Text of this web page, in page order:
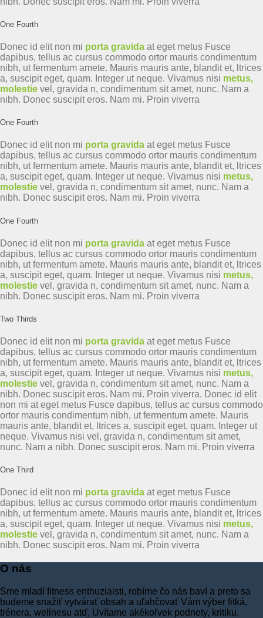
One Fourth
Donec id elit non mi porta gravida at eget metus Fusce
dapibus, tellus ac cursus commodo ortor mauris condimentum
nibh, ut fermentum amete. Mauris mauris ante, blandit et, ltrices
a, suscipit eget, quam. Integer ut neque. Vivamus nisi metus,
molestie vel, gravida n, condimentum sit amet, nunc. Nam a
nibh. Donec suscipit eros. Nam mi. Proin viverra
One Fourth
Donec id elit non mi porta gravida at eget metus Fusce
dapibus, tellus ac cursus commodo ortor mauris condimentum
nibh, ut fermentum amete. Mauris mauris ante, blandit et, ltrices
a, suscipit eget, quam. Integer ut neque. Vivamus nisi metus,
molestie vel, gravida n, condimentum sit amet, nunc. Nam a
nibh. Donec suscipit eros. Nam mi. Proin viverra
One Fourth
Donec id elit non mi porta gravida at eget metus Fusce
dapibus, tellus ac cursus commodo ortor mauris condimentum
nibh, ut fermentum amete. Mauris mauris ante, blandit et, ltrices
a, suscipit eget, quam. Integer ut neque. Vivamus nisi metus,
molestie vel, gravida n, condimentum sit amet, nunc. Nam a
nibh. Donec suscipit eros. Nam mi. Proin viverra
Two Thirds
Donec id elit non mi porta gravida at eget metus Fusce
dapibus, tellus ac cursus commodo ortor mauris condimentum
nibh, ut fermentum amete. Mauris mauris ante, blandit et, ltrices
a, suscipit eget, quam. Integer ut neque. Vivamus nisi metus,
molestie vel, gravida n, condimentum sit amet, nunc. Nam a
nibh. Donec suscipit eros. Nam mi. Proin viverra. Donec id elit
non mi at eget metus Fusce dapibus, tellus ac cursus commodo
ortor mauris condimentum nibh, ut fermentum amete. Mauris
mauris ante, blandit et, ltrices a, suscipit eget, quam. Integer ut
neque. Vivamus nisi vel, gravida n, condimentum sit amet,
nunc. Nam a nibh. Donec suscipit eros. Nam mi. Proin viverra
One Third
Donec id elit non mi porta gravida at eget metus Fusce
dapibus, tellus ac cursus commodo ortor mauris condimentum
nibh, ut fermentum amete. Mauris mauris ante, blandit et, ltrices
a, suscipit eget, quam. Integer ut neque. Vivamus nisi metus,
molestie vel, gravida n, condimentum sit amet, nunc. Nam a
nibh. Donec suscipit eros. Nam mi. Proin viverra
O nás
Sme mladí fitness enthuziaisti, robíme čo nás baví a preto sa
budeme snažiť vytvárať obsah a uľahčovať Vám výber fitká,
trénera, wellnesu atď. Uvítame akékoľvek podnety, kritiku,